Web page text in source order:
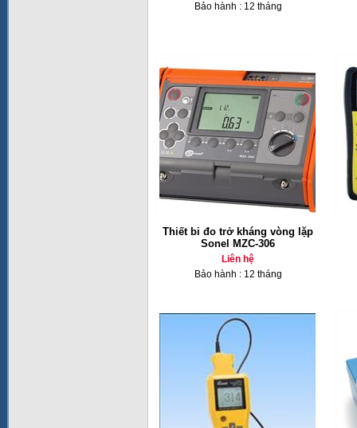
Bảo hành : 12 tháng
Thiết bi đo trở kháng vòng lặp
Sonel MZC-306
Liên hệ
Bảo hành : 12 tháng